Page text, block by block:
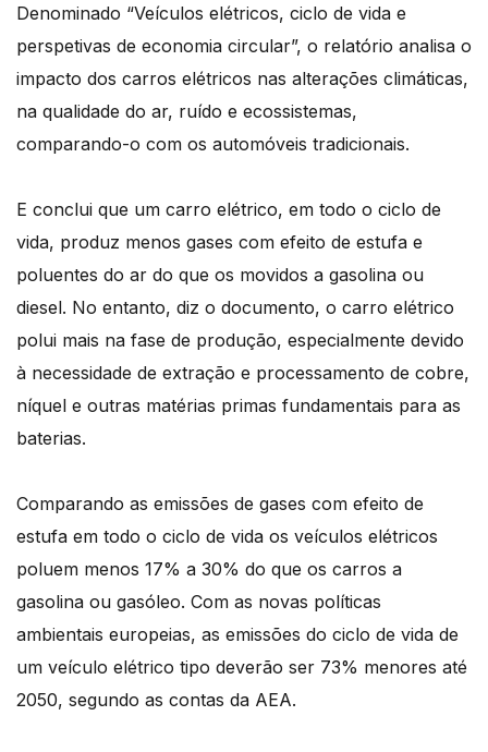
Denominado “Veículos elétricos, ciclo de vida e
perspetivas de economia circular”, o relatório analisa o
impacto dos carros elétricos nas alterações climáticas,
na qualidade do ar, ruído e ecossistemas,
comparando-o com os automóveis tradicionais.
E conclui que um carro elétrico, em todo o ciclo de
vida, produz menos gases com efeito de estufa e
poluentes do ar do que os movidos a gasolina ou
diesel. No entanto, diz o documento, o carro elétrico
polui mais na fase de produção, especialmente devido
à necessidade de extração e processamento de cobre,
níquel e outras matérias primas fundamentais para as
baterias.
Comparando as emissões de gases com efeito de
estufa em todo o ciclo de vida os veículos elétricos
poluem menos 17% a 30% do que os carros a
gasolina ou gasóleo. Com as novas políticas
ambientais europeias, as emissões do ciclo de vida de
um veículo elétrico tipo deverão ser 73% menores até
2050, segundo as contas da AEA.